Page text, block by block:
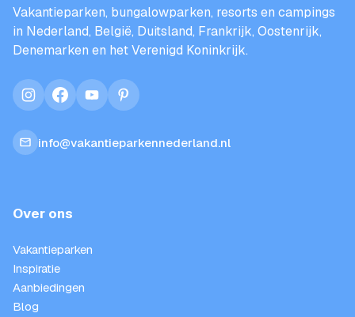
Vakantieparken, bungalowparken, resorts en campings
in Nederland, België, Duitsland, Frankrijk, Oostenrijk,
Denemarken en het Verenigd Koninkrijk.
instagramfacebookyoutubepinterest
info@vakantieparkennederland.nl
Over ons
Vakantieparken
Inspiratie
Aanbiedingen
Blog